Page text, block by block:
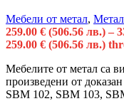
Мебели от метал,
259.00 € (506.56 лв.) –
259.00 € (506.56 лв.)
Мебелите от метал са
произведени от
SBM 102, SBM 103,